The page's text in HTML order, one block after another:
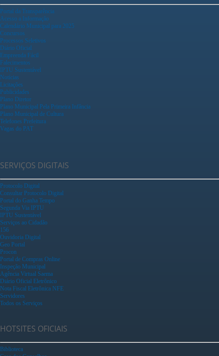
Portal da Transparência
Acesso a Informação
Calendário Municipal para 2025
Concursos
Processos Seletivos
Diário Oficial
Empreenda Fácil
Falecimentos
IPTU Sustentável
Notícias
Licitações
Publicidades
Plano Diretor
Plano Municipal Pela Primeira Infância
Plano Municipal de Cultura
Telefones Prefeitura
Vagas do PAT
SERVIÇOS DIGITAIS
Protocolo Digital
Consultar Protocolo Digital
Portal do Ganha Tempo
Segunda Via IPTU
IPTU Sustentável
Serviços ao Cidadão
156
Ouvidoria Digital
Geo Portal
Procon
Portal de Compras Online
Inspeção Municipal
Agência Virtual Saema
Diário Oficial Eletrônico
Nota Fiscal Eletrônica NFE
Servidores
Todos os Serviços
HOTSITES OFICIAIS
Biblioteca